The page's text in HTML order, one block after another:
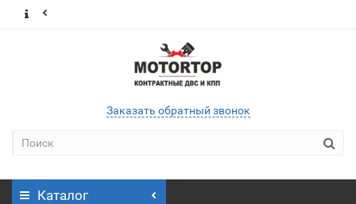
Заказать обратный звонок
Каталог